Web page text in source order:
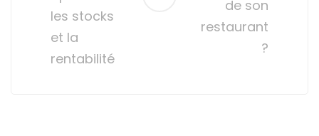
les stocks
et la
rentabilité
de son
restaurant
?